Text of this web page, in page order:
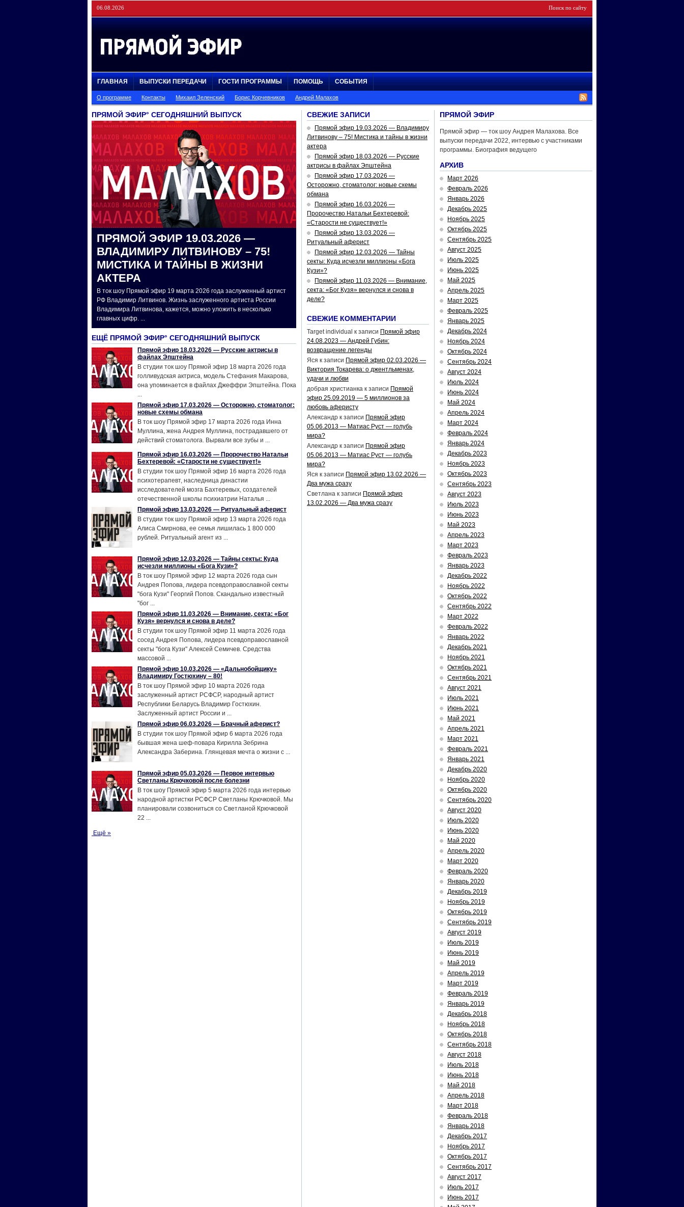
06.08.2026
ГЛАВНАЯ ВЫПУСКИ ПЕРЕДАЧИ ГОСТИ ПРОГРАММЫ ПОМОЩЬ СОБЫТИЯ
О программе Контакты Михаил Зеленский Борис Корчевников Андрей Малахов
ПРЯМОЙ ЭФИР° СЕГОДНЯШНИЙ ВЫПУСК
ПРЯМОЙ ЭФИР 19.03.2026 —
ВЛАДИМИРУ ЛИТВИНОВУ – 75!
МИСТИКА И ТАЙНЫ В ЖИЗНИ
АКТЕРА
В ток шоу Прямой эфир 19 марта 2026 года заслуженный артист
РФ Владимир Литвинов. Жизнь заслуженного артиста России
Владимира Литвинова, кажется, можно уложить в несколько
главных цифр. ...
ЕЩЁ ПРЯМОЙ ЭФИР° СЕГОДНЯШНИЙ ВЫПУСК
Прямой эфир 18.03.2026 — Русские актрисы в
файлах Эпштейна
В студии ток шоу Прямой эфир 18 марта 2026 года
голливудская актриса, модель Стефания Макарова,
она упоминается в файлах Джеффри Эпштейна. Пока
...
Прямой эфир 17.03.2026 — Осторожно, стоматолог:
новые схемы обмана
В ток шоу Прямой эфир 17 марта 2026 года Инна
Муллина, жена Андрея Муллина, пострадавшего от
действий стоматолога. Вырвали все зубы и ...
Прямой эфир 16.03.2026 — Пророчество Натальи
Бехтеревой: «Старости не существует!»
В студии ток шоу Прямой эфир 16 марта 2026 года
психотерапевт, наследница династии
исследователей мозга Бахтеревых, создателей
отечественной школы психиатрии Наталья ...
Прямой эфир 13.03.2026 — Ритуальный аферист
В студии ток шоу Прямой эфир 13 марта 2026 года
Алиса Смирнова, ее семья лишилась 1 800 000
рублей. Ритуальный агент из ...
Прямой эфир 12.03.2026 — Тайны секты: Куда
исчезли миллионы «Бога Кузи»?
В ток шоу Прямой эфир 12 марта 2026 года сын
Андрея Попова, лидера псевдоправославной секты
"бога Кузи" Георгий Попов. Скандально известный
"бог ...
Прямой эфир 11.03.2026 — Внимание, секта: «Бог
Кузя» вернулся и снова в деле?
В студии ток шоу Прямой эфир 11 марта 2026 года
сосед Андрея Попова, лидера псевдоправославной
секты "бога Кузи" Алексей Семичев. Средства
массовой ...
Прямой эфир 10.03.2026 — «Дальнобойщику»
Владимиру Гостюхину – 80!
В ток шоу Прямой эфир 10 марта 2026 года
заслуженный артист РСФСР, народный артист
Республики Беларусь Владимир Гостюхин.
Заслуженный артист России и ...
Прямой эфир 06.03.2026 — Брачный аферист?
В студии ток шоу Прямой эфир 6 марта 2026 года
бывшая жена шеф-повара Кирилла Зебрина
Александра Заберина. Глянцевая мечта о жизни с ...
Прямой эфир 05.03.2026 — Первое интервью
Светланы Крючковой после болезни
В ток шоу Прямой эфир 5 марта 2026 года интервью
народной артистки РСФСР Светланы Крючковой. Мы
планировали созвониться со Светланой Крючковой
22 ...
Ещё »
СВЕЖИЕ ЗАПИСИ
Прямой эфир 19.03.2026 — Владимиру
Литвинову – 75! Мистика и тайны в жизни
актера
Прямой эфир 18.03.2026 — Русские
актрисы в файлах Эпштейна
Прямой эфир 17.03.2026 —
Осторожно, стоматолог: новые схемы
обмана
Прямой эфир 16.03.2026 —
Пророчество Натальи Бехтеревой:
«Старости не существует!»
Прямой эфир 13.03.2026 —
Ритуальный аферист
Прямой эфир 12.03.2026 — Тайны
секты: Куда исчезли миллионы «Бога
Кузи»?
Прямой эфир 11.03.2026 — Внимание,
секта: «Бог Кузя» вернулся и снова в
деле?
СВЕЖИЕ КОММЕНТАРИИ
Target individual к записи Прямой эфир
24.08.2023 — Андрей Губин:
возвращение легенды
Яся к записи Прямой эфир 02.03.2026 —
Виктория Токарева: о джентльменах,
удачи и любви
добрая христианка к записи Прямой
эфир 25.09.2019 — 5 миллионов за
любовь аферисту
Александр к записи Прямой эфир
05.06.2013 — Матиас Руст — голубь
мира?
Александр к записи Прямой эфир
05.06.2013 — Матиас Руст — голубь
мира?
Яся к записи Прямой эфир 13.02.2026 —
Два мужа сразу
Светлана к записи Прямой эфир
13.02.2026 — Два мужа сразу
ПРЯМОЙ ЭФИР
Прямой эфир — ток шоу Андрея Малахова. Все
выпуски передачи 2022, интервью с участниками
программы. Биография ведущего
АРХИВ
Март 2026
Февраль 2026
Январь 2026
Декабрь 2025
Ноябрь 2025
Октябрь 2025
Сентябрь 2025
Август 2025
Июль 2025
Июнь 2025
Май 2025
Апрель 2025
Март 2025
Февраль 2025
Январь 2025
Декабрь 2024
Ноябрь 2024
Октябрь 2024
Сентябрь 2024
Август 2024
Июль 2024
Июнь 2024
Май 2024
Апрель 2024
Март 2024
Февраль 2024
Январь 2024
Декабрь 2023
Ноябрь 2023
Октябрь 2023
Сентябрь 2023
Август 2023
Июль 2023
Июнь 2023
Май 2023
Апрель 2023
Март 2023
Февраль 2023
Январь 2023
Декабрь 2022
Ноябрь 2022
Октябрь 2022
Сентябрь 2022
Март 2022
Февраль 2022
Январь 2022
Декабрь 2021
Ноябрь 2021
Октябрь 2021
Сентябрь 2021
Август 2021
Июль 2021
Июнь 2021
Май 2021
Апрель 2021
Март 2021
Февраль 2021
Январь 2021
Декабрь 2020
Ноябрь 2020
Октябрь 2020
Сентябрь 2020
Август 2020
Июль 2020
Июнь 2020
Май 2020
Апрель 2020
Март 2020
Февраль 2020
Январь 2020
Декабрь 2019
Ноябрь 2019
Октябрь 2019
Сентябрь 2019
Август 2019
Июль 2019
Июнь 2019
Май 2019
Апрель 2019
Март 2019
Февраль 2019
Январь 2019
Декабрь 2018
Ноябрь 2018
Октябрь 2018
Сентябрь 2018
Август 2018
Июль 2018
Июнь 2018
Май 2018
Апрель 2018
Март 2018
Февраль 2018
Январь 2018
Декабрь 2017
Ноябрь 2017
Октябрь 2017
Сентябрь 2017
Август 2017
Июль 2017
Июнь 2017